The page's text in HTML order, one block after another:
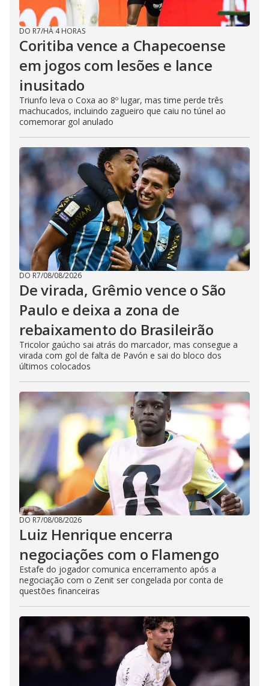
DO R7/HÁ 4 HORAS
Coritiba vence a Chapecoense
em jogos com lesões e lance
inusitado
Triunfo leva o Coxa ao 8º lugar, mas time perde três
machucados, incluindo zagueiro que caiu no túnel ao
comemorar gol anulado
DO R7/08/08/2026
De virada, Grêmio vence o São
Paulo e deixa a zona de
rebaixamento do Brasileirão
Tricolor gaúcho sai atrás do marcador, mas consegue a
virada com gol de falta de Pavón e sai do bloco dos
últimos colocados
DO R7/08/08/2026
Luiz Henrique encerra
negociações com o Flamengo
Estafe do jogador comunica encerramento após a
negociação com o Zenit ser congelada por conta de
questões financeiras